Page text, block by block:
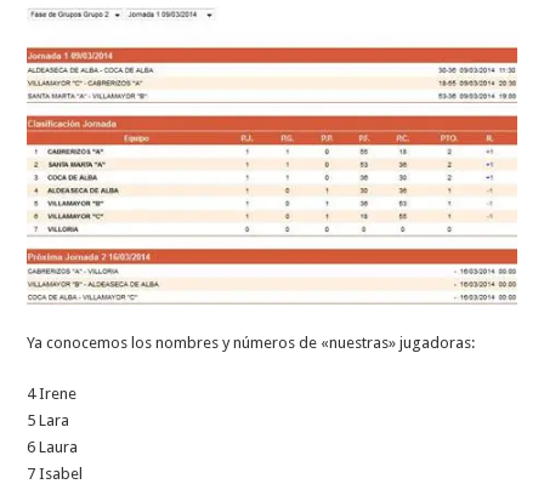
Ya conocemos los nombres y números de «nuestras» jugadoras:
4 Irene
5 Lara
6 Laura
7 Isabel